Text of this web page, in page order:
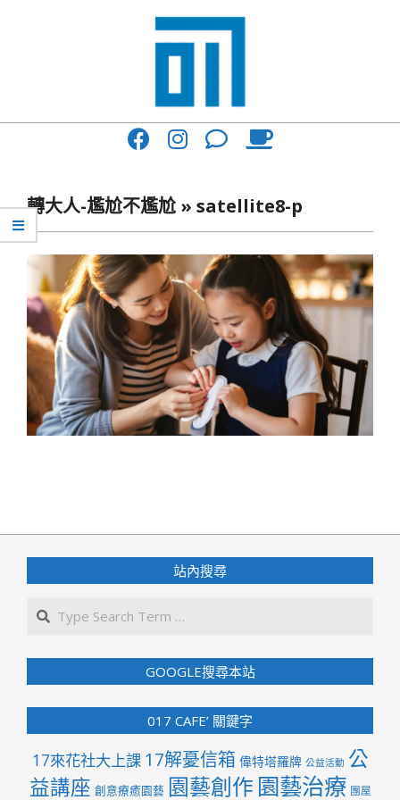
017
與
你
一
起
咖
啡
館
轉大人-尷尬不尷尬 » satellite8-p
06-
01
站內搜尋
GOOGLE搜尋本站
017 CAFE’ 關鍵字
17來花社大上課 17解憂信箱 偉特塔羅牌 公益活動 公
益講座 創意療癒園藝 園藝創作 園藝治療 團屋